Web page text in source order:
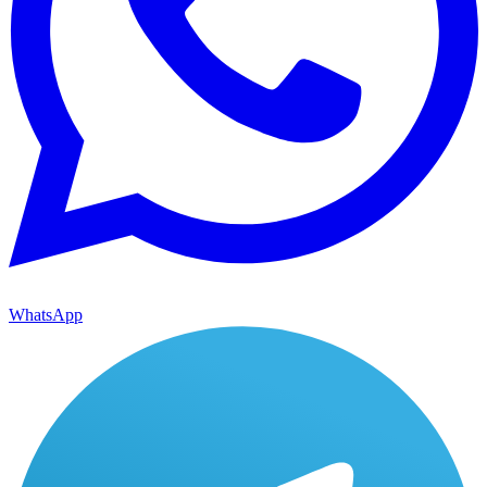
WhatsApp